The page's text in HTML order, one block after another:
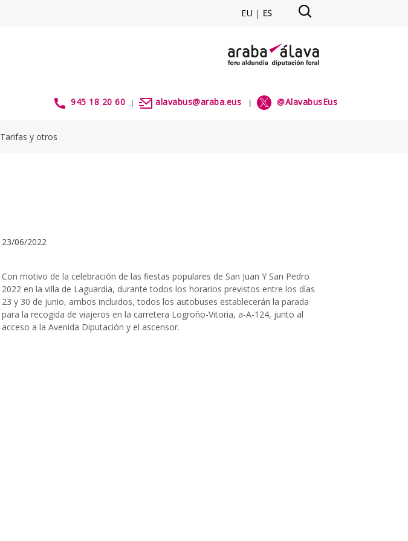
EU | ES
945 18 20 60 | alavabus@araba.eus | @AlavabusEus
Tarifas y otros
23/06/2022
Con motivo de la celebración de las fiestas populares de San Juan Y San Pedro
2022 en la villa de Laguardia, durante todos los horarios previstos entre los días
23 y 30 de junio, ambos incluidos, todos los autobuses establecerán la parada
para la recogida de viajeros en la carretera Logroño-Vitoria, a-A-124, junto al
acceso a la Avenida Diputación y el ascensor.